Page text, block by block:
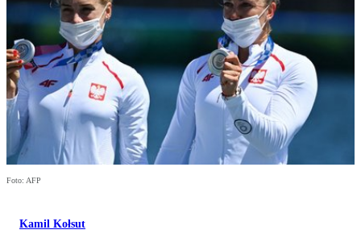
Foto: AFP
Kamil Kołsut